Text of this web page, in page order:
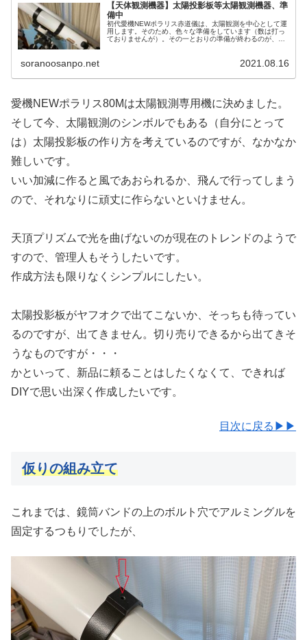
【天体観測機器】太陽投影板等太陽観測機器、準
備中
初代愛機NEWポラリス赤道儀は、太陽観測を中心として運
用します。そのため、色々な準備をしています（数は打っ
ておりませんが）。その一とおりの準備が終わるのが、太
soranoosanpo.net 2021.08.16
愛機NEWポラリス80Mは太陽観測専用機に決めました。
そして今、太陽観測のシンボルでもある（自分にとって
は）太陽投影板の作り方を考えているのですが、なかなか
難しいです。
いい加減に作ると風であおられるか、飛んで行ってしまう
ので、それなりに頑丈に作らないといけません。
天頂プリズムで光を曲げないのが現在のトレンドのようで
すので、管理人もそうしたいです。
作成方法も限りなくシンプルにしたい。
太陽投影板がヤフオクで出てこないか、そっちも待ってい
るのですが、出てきません。切り売りできるから出てきそ
うなものですが・・・
かといって、新品に頼ることはしたくなくて、できれば
DIYで思い出深く作成したいです。
目次に戻る▶▶
仮りの組み立て
これまでは、鏡筒バンドの上のボルト穴でアルミングルを
固定するつもりでしたが、